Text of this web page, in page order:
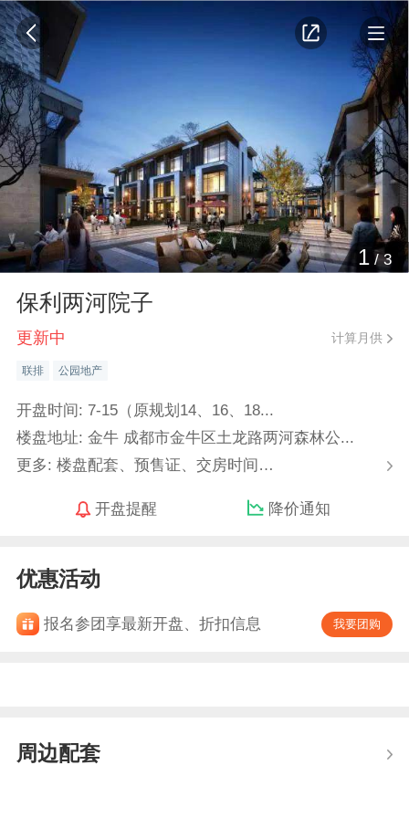
1/3
保利两河院子
更新中 计算月供
联排 公园地产
开盘时间: 7-15（原规划14、16、18...
楼盘地址: 金牛 成都市金牛区土龙路两河森林公...
更多: 楼盘配套、预售证、交房时间…
开盘提醒 降价通知
优惠活动
报名参团享最新开盘、折扣信息 我要团购
周边配套